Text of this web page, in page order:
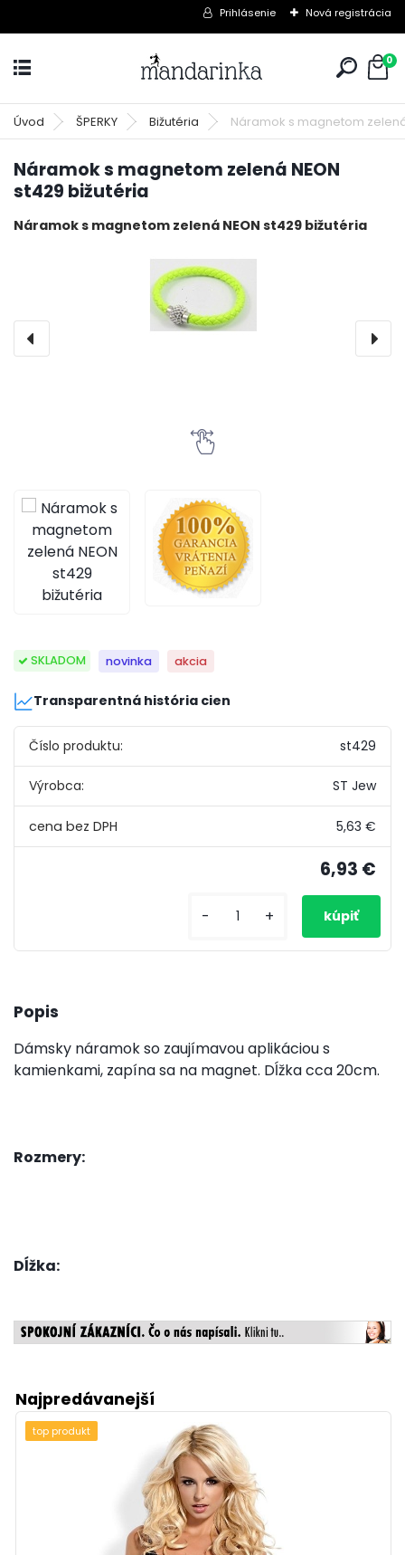
Prihlásenie Nová registrácia
0
Úvod ŠPERKY Bižutéria Náramok s magnetom
Náramok s magnetom zelená NEON
st429 bižutéria
Náramok s magnetom zelená NEON st429 bižutéria
SKLADOM novinka akcia
Transparentná história cien
Číslo produktu: st429
Výrobca: ST Jew
5,63 €
6,93 €
- +
Popis
Dámsky náramok so zaujímavou aplikáciou s
kamienkami, zapína sa na magnet. Dĺžka cca 20cm.
Rozmery:
Dĺžka:
Najpredávanejší
top produkt